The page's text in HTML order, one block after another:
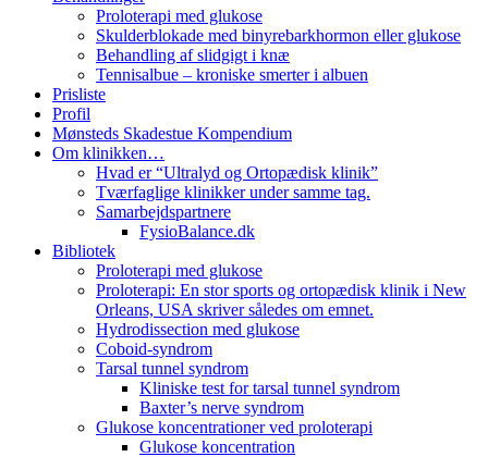
Proloterapi med glukose
Skulderblokade med binyrebarkhormon eller glukose
Behandling af slidgigt i knæ
Tennisalbue – kroniske smerter i albuen
Prisliste
Profil
Mønsteds Skadestue Kompendium
Om klinikken…
Hvad er “Ultralyd og Ortopædisk klinik”
Tværfaglige klinikker under samme tag.
Samarbejdspartnere
FysioBalance.dk
Bibliotek
Proloterapi med glukose
Proloterapi: En stor sports og ortopædisk klinik i New
Orleans, USA skriver således om emnet.
Hydrodissection med glukose
Coboid-syndrom
Tarsal tunnel syndrom
Kliniske test for tarsal tunnel syndrom
Baxter’s nerve syndrom
Glukose koncentrationer ved proloterapi
Glukose koncentration